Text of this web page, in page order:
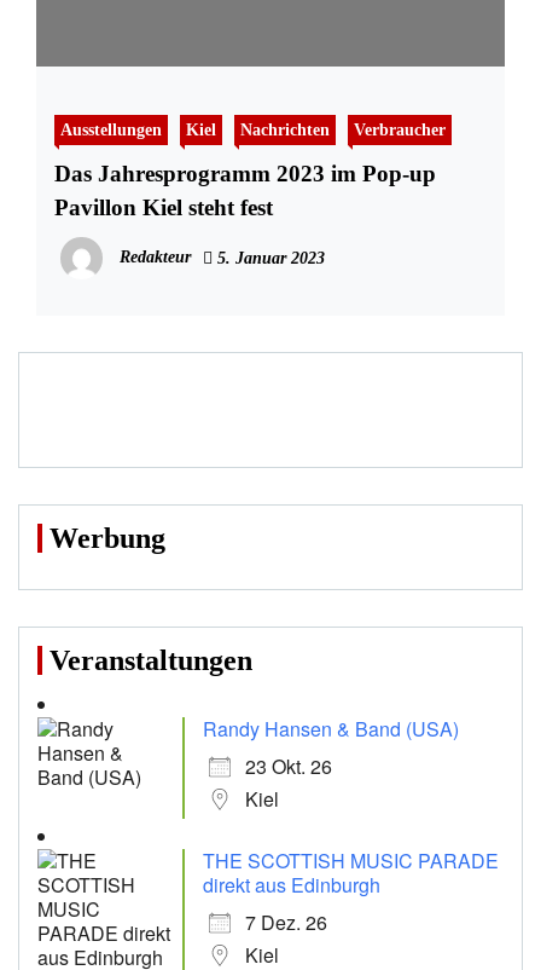
Ausstellungen Kiel Nachrichten Verbraucher
Das Jahresprogramm 2023 im Pop-up
Pavillon Kiel steht fest
Redakteur 5. Januar 2023
Werbung
Veranstaltungen
Randy Hansen & Band (USA)
23 Okt. 26
Kiel
THE SCOTTISH MUSIC PARADE
direkt aus Edinburgh
7 Dez. 26
Kiel